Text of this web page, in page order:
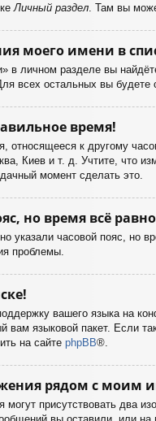
Личный раздел . Там вы
моего имени в
в личном разделе вы
всех остальных вы будете
время!
относящееся к другому
Киев и т. д. Учтите, что
момент сделать это.
но время всё
указали часовой пояс, но
проблемы.
вашего языка на
вам языковой пакет. Если
на сайте phpBB®.
рядом с моим
присутствовать два